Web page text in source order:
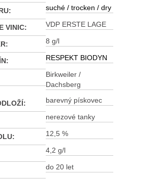
: suché / trocken / dry
VINIC: VDP ERSTE LAGE
: 8 g/l
: RESPEKT BIODYN
Birkweiler /
Dachsberg
: barevný pískovec
nerezové tanky
: 12,5 %
4,2 g/l
do 20 let